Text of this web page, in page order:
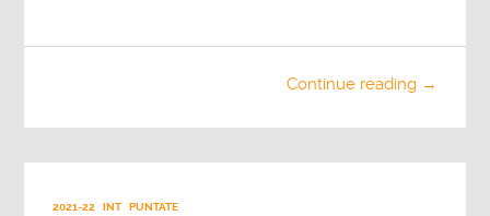
Continue reading →
2021-22 INT PUNTATE